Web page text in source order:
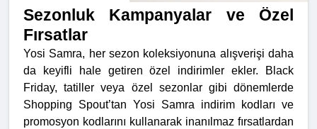
Sezonluk Kampanyalar ve Özel
Fırsatlar
Yosi Samra, her sezon koleksiyonuna alışverişi daha
da keyifli hale getiren özel indirimler ekler. Black
Friday, tatiller veya özel sezonlar gibi dönemlerde
Shopping Spout’tan Yosi Samra indirim kodları ve
promosyon kodlarını kullanarak inanılmaz fırsatlardan